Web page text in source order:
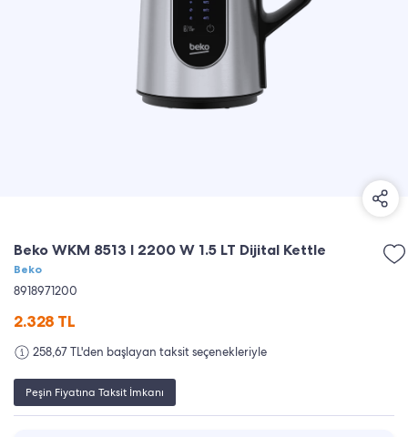
Beko WKM 8513 I 2200 W 1.5 LT Dijital Kettle
Beko
8918971200
2.328 TL
258,67 TL'den başlayan taksit seçenekleriyle
Peşin Fiyatına Taksit İmkanı